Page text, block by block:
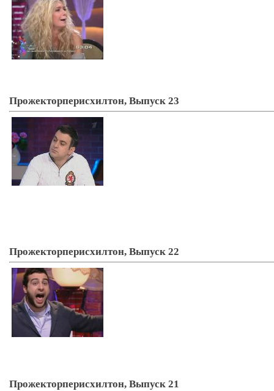
Прожекторперисхилтон, Выпуск 23
Прожекторперисхилтон, Выпуск 22
Прожекторперисхилтон, Выпуск 21